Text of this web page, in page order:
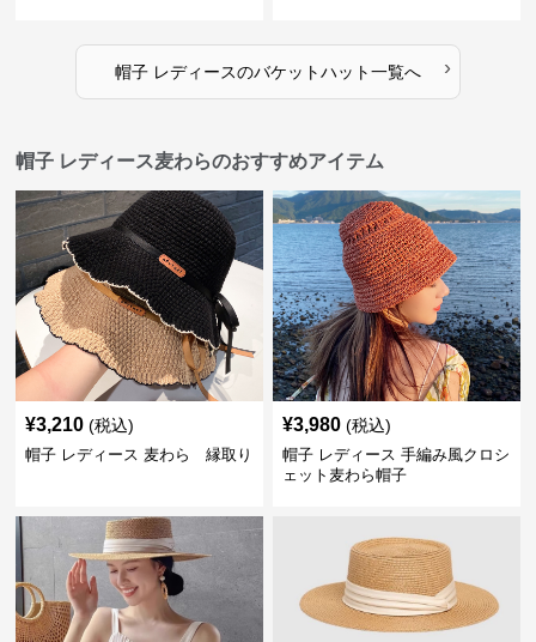
帽子 レディースのバケットハット一覧へ ›
帽子 レディース麦わらのおすすめアイテム
¥3,210 (税込)
帽子 レディース 麦わら 縁取り
¥3,980 (税込)
帽子 レディース 手編み風クロシ
ェット麦わら帽子